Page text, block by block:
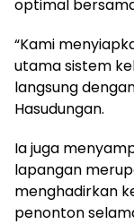
optimal
“Kami
utama sistem
langsung
Hasudungan.
Ia juga
lapangan
menghadirkan
penonton